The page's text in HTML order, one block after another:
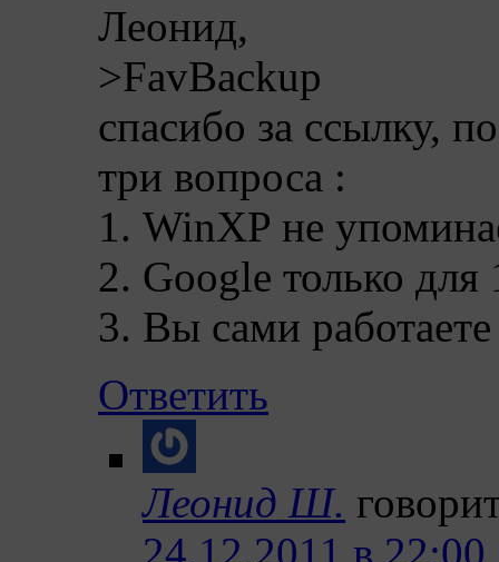
Леонид,
>FavBackup
спасибо за ссылку,
три вопроса :
1. WinXP не
2. Google только для
3. Вы сами
Ответить
Леонид Ш.
24.12.2011 в 22:00